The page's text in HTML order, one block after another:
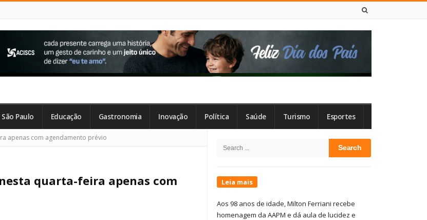
Paulo Educação Gastronomia Inovação Política Saúde Turismo Esportes
apenas com agendamento prévio
quarta-feira apenas com
Sidebar
Search
Leia mais
Aos 98 anos de idade, Milton Ferriani recebe
homenagem da AAPM e dá aula de lucidez e